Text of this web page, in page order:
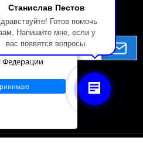
Станислав Пестов
Готов помочь
Напишите мне, если у
вас появятся вопросы.
контента.
в
виде и
серверах ООО
Федерации